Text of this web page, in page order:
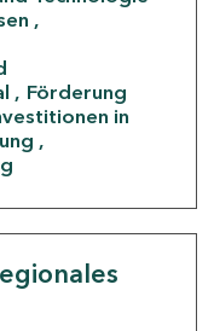
Förderung
in